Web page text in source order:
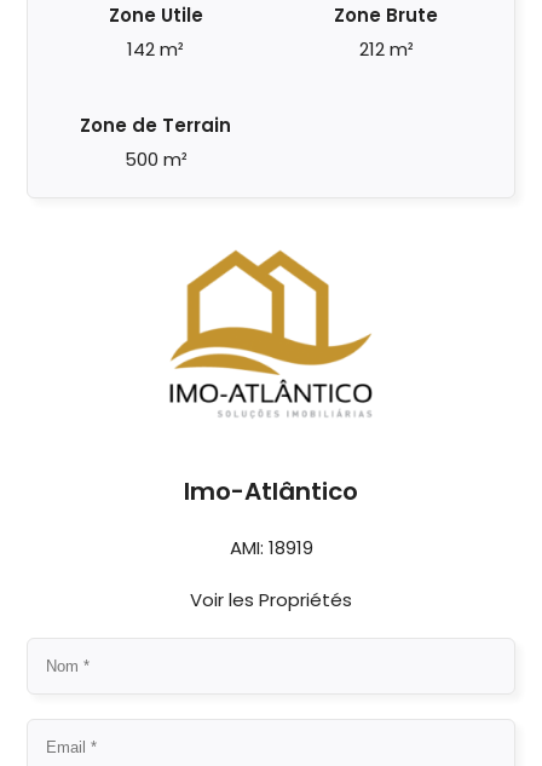
Zone Utile
142 m²
Zone Brute
212 m²
Zone de Terrain
500 m²
Imo-Atlântico
AMI: 18919
Voir les Propriétés